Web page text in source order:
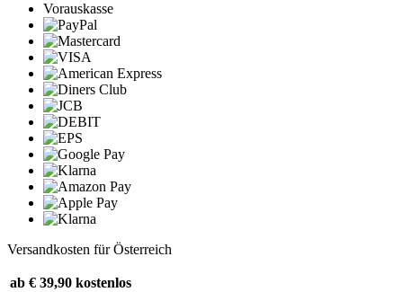
Vorauskasse
Versandkosten für Österreich
ab € 39,90 kostenlos